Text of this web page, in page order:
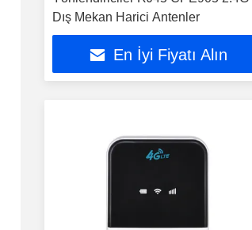
Dış Mekan Harici Antenler
En İyi Fiyatı Alın